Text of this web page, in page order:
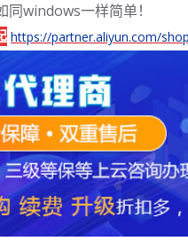
windows一样简单！
https://partner.aliyun.com/